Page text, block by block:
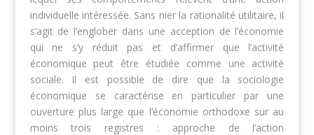
individuelle intéressée. Sans nier la rationalité utilitaire, il
s’agit de l’englober dans une acception de l’économie
qui ne s’y réduit pas et d’affirmer que l’activité
économique peut être étudiée comme une activité
sociale. Il est possible de dire que la sociologie
économique se caractérise en particulier par une
ouverture plus large que l’économie orthodoxe sur au
moins trois registres : approche de l’action